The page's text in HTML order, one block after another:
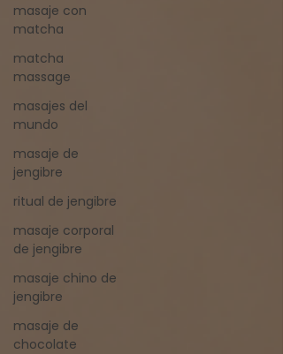
masaje con
matcha
matcha
massage
masajes del
mundo
masaje de
jengibre
ritual de jengibre
masaje corporal
de jengibre
masaje chino de
jengibre
masaje de
chocolate